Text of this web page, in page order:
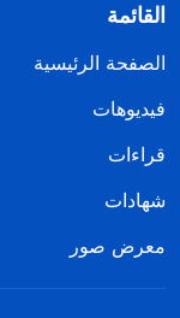
القائمة
الصفحة الرئيسية
فيديوهات
قراءات
شهادات
معرض صور